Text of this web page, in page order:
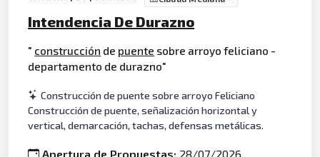
Intendencia De Durazno
" construcción de puente sobre arroyo feliciano -
departamento de durazno"
Construcción de puente sobre arroyo Feliciano
Construcción de puente, señalización horizontal y
vertical, demarcación, tachas, defensas metálicas.
Apertura de Propuestas: 28/07/2026